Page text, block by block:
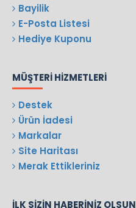
Bayilik
E-Posta Listesi
Hediye Kuponu
MÜŞTERI HIZMETLERI
Destek
Ürün İadesi
Markalar
Site Haritası
Merak Ettikleriniz
İLK SIZIN HABERINIZ OLSUN